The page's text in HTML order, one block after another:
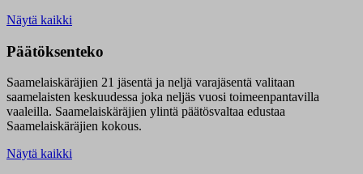
Näytä kaikki
Päätöksenteko
Saamelaiskäräjien 21 jäsentä ja neljä varajäsentä valitaan
saamelaisten keskuudessa joka neljäs vuosi toimeenpantavilla
vaaleilla. Saamelaiskäräjien ylintä päätösvaltaa edustaa
Saamelaiskäräjien kokous.
Näytä kaikki